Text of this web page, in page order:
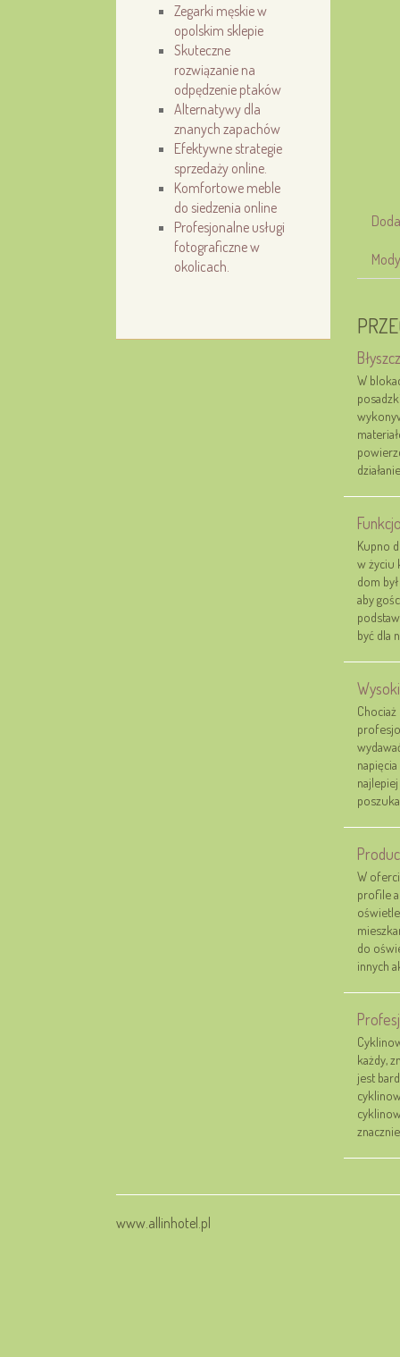
Zegarki męskie w
opolskim sklepie
Skuteczne
rozwiązanie na
odpędzenie ptaków
Alternatywy dla
znanych zapachów
Efektywne strategie
sprzedaży online.
Komfortowe meble
do siedzenia online
Profesjonalne usługi
fotograficzne w
okolicach.
W
Kupno
w życiu
dom
aby
być dla
W
profile
do
innych
każdy,
jest
www.allinhotel.pl